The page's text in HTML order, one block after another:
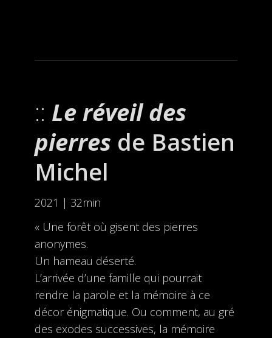
Le réveil des
pierres de Bastien
Michel
2021 | 32min
« Une forêt où gisent des pierres
anonymes.
Un hameau déserté.
L’arrivée d’une famille qui pourrait
rendre la parole et la mémoire à ce
décor énigmatique. Ou comment, au gré
des exodes successives, la mémoire